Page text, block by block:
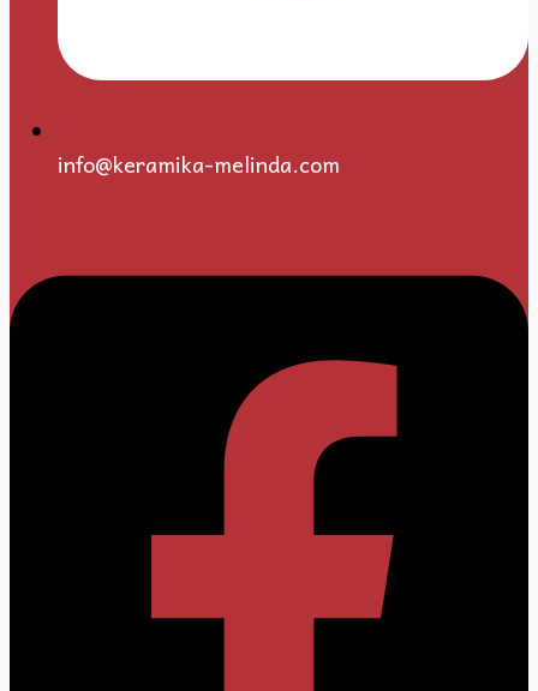
info@keramika-melinda.com